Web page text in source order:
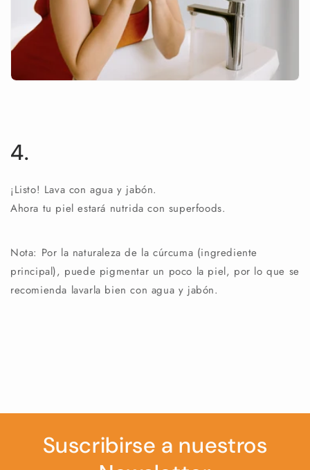
4.
¡Listo! Lava con agua y jabón.
Ahora tu piel estará nutrida con superfoods.
Nota: Por la naturaleza de la cúrcuma (ingrediente
principal), puede pigmentar un poco la piel, por lo que se
recomienda lavarla bien con agua y jabón.
Suscribirse a nuestros